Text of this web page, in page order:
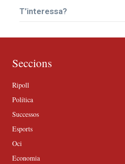
T’interessa?
Seccions
Ripoll
Política
Successos
Esports
Oci
Economia